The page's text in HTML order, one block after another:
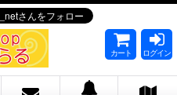
カート ログイン